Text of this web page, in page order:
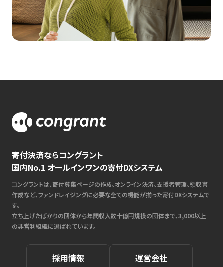
寄付決済ならコングラント
国内No.1 オールインワンの寄付DXシステム
コングラントは、寄付募集ページの作成、オンライン決済、支援者管理、領収書
作成など、ファンドレイジングに必要な全ての機能が揃った寄付DXシステムで
す。
立ち上げたばかりの団体から年間収入数十億円規模の団体まで、3,000以上
の非営利組織に選ばれています。
採用情報 運営会社